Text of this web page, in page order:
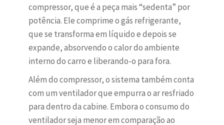
compressor, que é a peça mais “sedenta” por
potência. Ele comprime o gás refrigerante,
que se transforma em líquido e depois se
expande, absorvendo o calor do ambiente
interno do carro e liberando-o para fora.
Além do compressor, o sistema também conta
com um ventilador que empurra o ar resfriado
para dentro da cabine. Embora o consumo do
ventilador seja menor em comparação ao